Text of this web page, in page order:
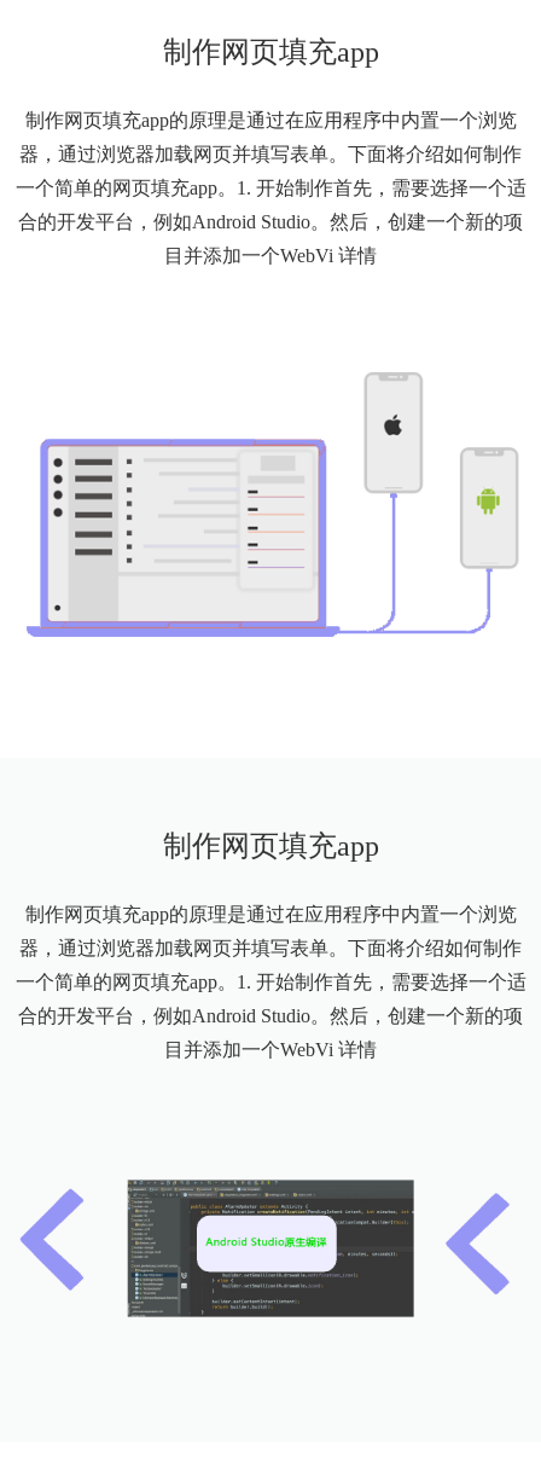
制作网页填充app
制作网页填充app的原理是通过在应用程序中内置一个浏览
器，通过浏览器加载网页并填写表单。下面将介绍如何制作
一个简单的网页填充app。1. 开始制作首先，需要选择一个适
合的开发平台，例如Android Studio。然后，创建一个新的项
目并添加一个WebVi 详情
制作网页填充app
制作网页填充app的原理是通过在应用程序中内置一个浏览
器，通过浏览器加载网页并填写表单。下面将介绍如何制作
一个简单的网页填充app。1. 开始制作首先，需要选择一个适
合的开发平台，例如Android Studio。然后，创建一个新的项
目并添加一个WebVi 详情